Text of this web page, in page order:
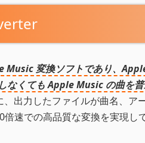
Music 変換ソフトであり、
くても Apple Music の曲を普
、出力したファイルが曲名、ア
速での高品質な変換を実現し